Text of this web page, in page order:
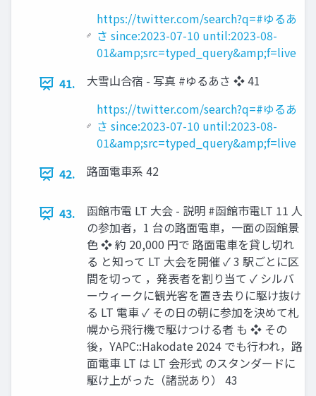
https://twitter.com/search?q=#ゆるあ
さ since:2023-07-10 until:2023-08-
01&amp;src=typed_query&amp;f=live
41.
大雪山合宿 - 写真 #ゆるあさ ❖ 41
https://twitter.com/search?q=#ゆるあ
さ since:2023-07-10 until:2023-08-
01&amp;src=typed_query&amp;f=live
42.
路面電車系 42
43.
函館市電 LT 大会 - 説明 #函館市電LT 11 人
の参加者，1 台の路面電車，一面の函館景
色 ❖ 約 20,000 円で 路面電車を貸し切れ
る と知って LT 大会を開催 ✓ 3 駅ごとに区
間を切って ，発表者を割り当て ✓ シルバ
ーウィークに観光客を置き去りに駆け抜け
る LT 電車 ✓ その日の朝に参加を決めて札
幌から飛行機で駆けつける者 も ❖ その
後，YAPC::Hakodate 2024 でも行われ，路
面電車 LT は LT 会形式 のスタンダードに
駆け上がった（諸説あり） 43